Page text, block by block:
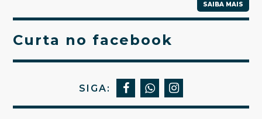
SAIBA MAIS
Curta no facebook
SIGA: